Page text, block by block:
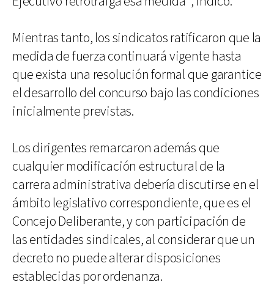
Mientras tanto, los sindicatos ratificaron que la
medida de fuerza continuará vigente hasta
que exista una resolución formal que garantice
el desarrollo del concurso bajo las condiciones
inicialmente previstas.
Los dirigentes remarcaron además que
cualquier modificación estructural de la
carrera administrativa debería discutirse en el
ámbito legislativo correspondiente, que es el
Concejo Deliberante, y con participación de
las entidades sindicales, al considerar que un
decreto no puede alterar disposiciones
establecidas por ordenanza.